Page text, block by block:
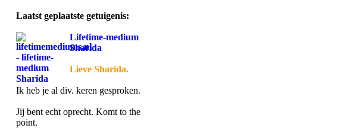
Laatst geplaatste getuigenis:
Lifetime-medium
Sharida
Lieve Sharida.
Ik heb je al div. keren gesproken.
Jij bent echt oprecht. Komt to the
point.